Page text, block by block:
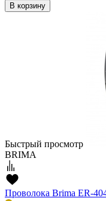
В корзину
Быстрый просмотр
BRIMA
Проволока Brima ER-